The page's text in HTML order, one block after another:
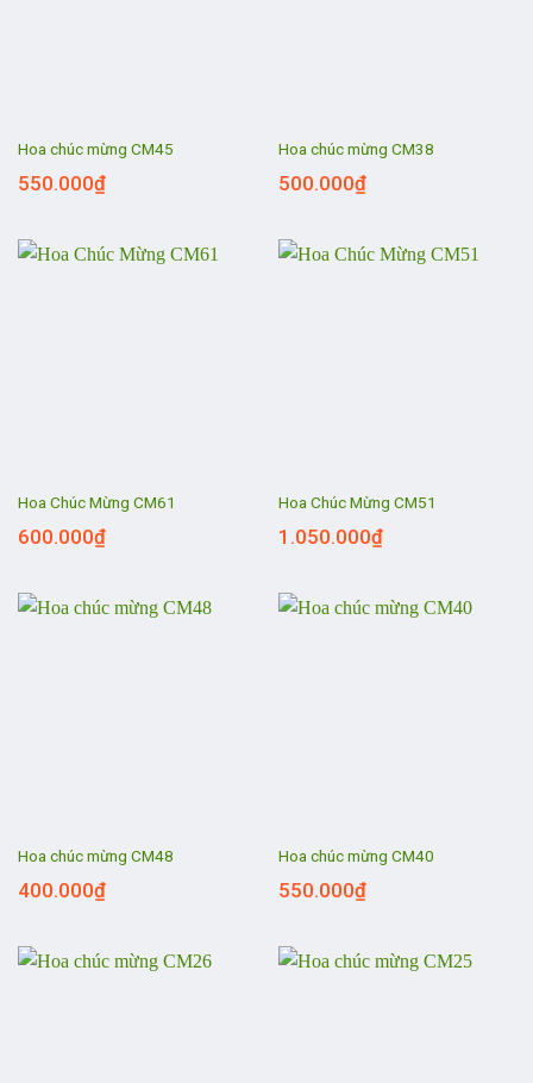
Hoa chúc mừng CM45
550.000₫
Hoa chúc mừng CM38
500.000₫
Hoa Chúc Mừng CM61
600.000₫
Hoa Chúc Mừng CM51
1.050.000₫
Hoa chúc mừng CM48
400.000₫
Hoa chúc mừng CM40
550.000₫